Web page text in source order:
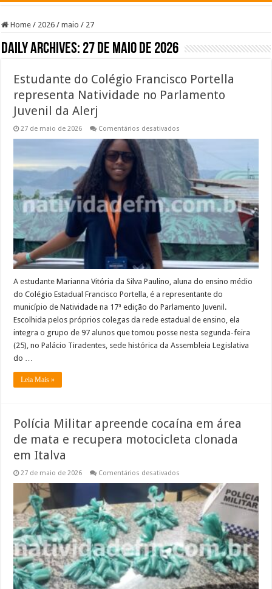
Home / 2026 / maio / 27
Daily Archives: 27 de maio de 2026
Estudante do Colégio Francisco Portella
representa Natividade no Parlamento
Juvenil da Alerj
27 de maio de 2026 Comentários desativados
do
Colégio
Francisco
Portella
representa
Natividade
no
Parlamento
Juvenil
da
Alerj
A estudante Marianna Vitória da Silva Paulino, aluna do ensino médio
do Colégio Estadual Francisco Portella, é a representante do
município de Natividade na 17ª edição do Parlamento Juvenil.
Escolhida pelos próprios colegas da rede estadual de ensino, ela
integra o grupo de 97 alunos que tomou posse nesta segunda-feira
(25), no Palácio Tiradentes, sede histórica da Assembleia Legislativa
do …
Leia Mais »
Polícia Militar apreende cocaína em área
de mata e recupera motocicleta clonada
em Italva
27 de maio de 2026 Comentários desativados
Militar
apreende
cocaína
em
área
de
mata
e
recupera
motocicleta
clonada
em
Italva